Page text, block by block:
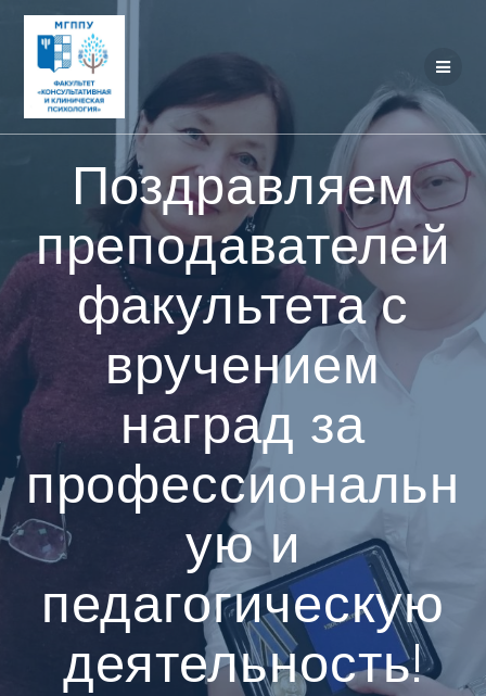
контенту
Поздравляем
преподавателей
факультета с
вручением
наград за
профессиональн
ую и
педагогическую
деятельность!